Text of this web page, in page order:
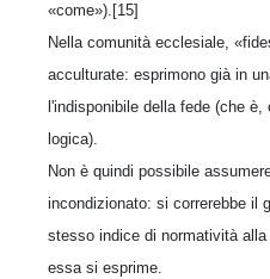
«come»).[15]
Nella comunità ecclesiale,
acculturate: esprimono già in
l'indisponibile della fede (che
logica).
Non è quindi possibile
incondizionato: si correrebbe il
stesso indice di normatività
essa si esprime.